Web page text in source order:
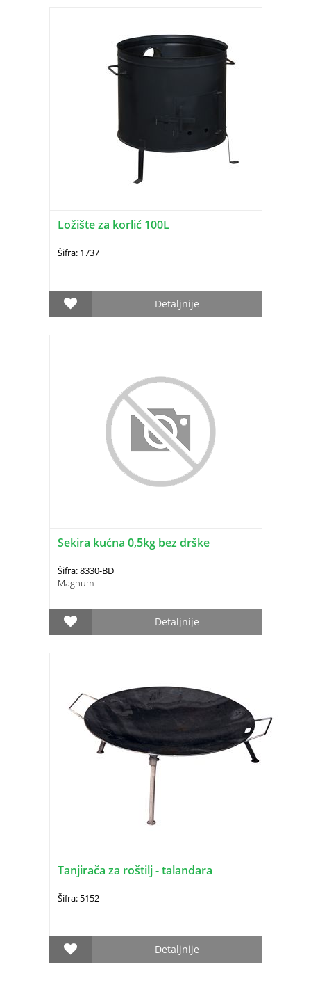
Ložište za korlić 100L
Šifra: 1737
Detaljnije
Sekira kućna 0,5kg bez drške
Šifra: 8330-BD
Magnum
Detaljnije
Tanjirača za roštilj - talandara
Šifra: 5152
Detaljnije